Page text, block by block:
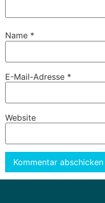
Name *
E-Mail-Adresse *
Website